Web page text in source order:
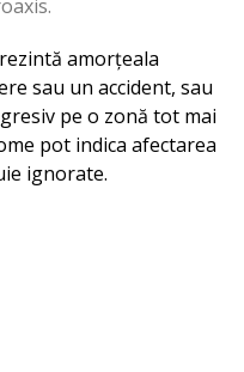
amorțeala
sau un accident, sau
pe o zonă tot mai
pot indica afectarea
ignorate.